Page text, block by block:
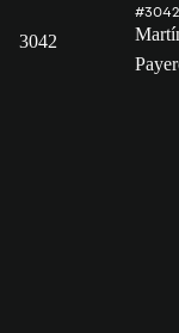
3042
#3042